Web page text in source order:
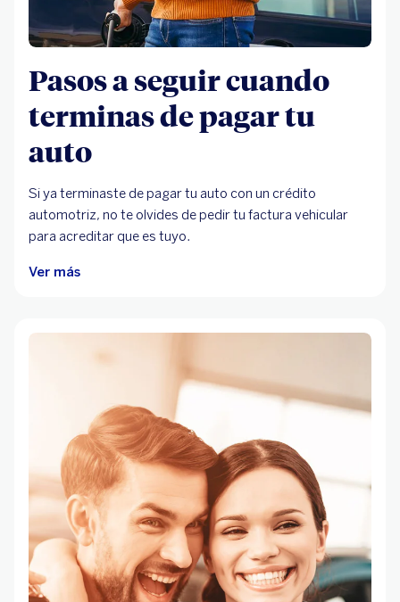
Pasos a seguir cuando
terminas de pagar tu
auto
Si ya terminaste de pagar tu auto con un crédito
automotriz, no te olvides de pedir tu factura vehicular
para acreditar que es tuyo.
Ver más